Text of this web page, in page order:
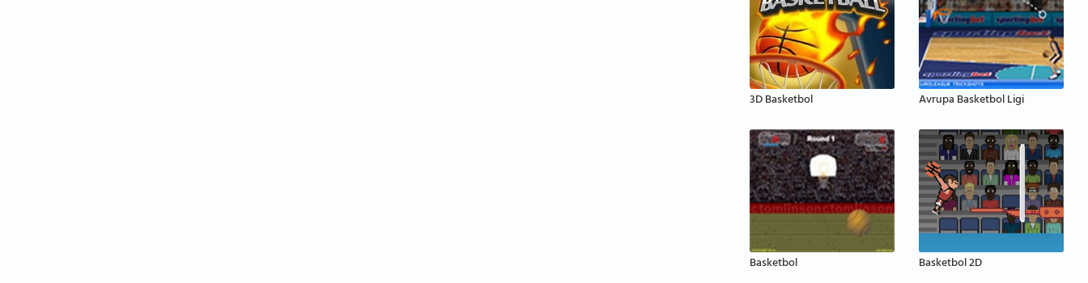
3D Basketbol Avrupa Basketbol Ligi
Basketbol Basketbol 2D